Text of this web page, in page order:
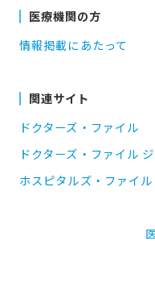
医療機関の方
情報掲載にあたって
関連サイト
ドクターズ・ファイル
ドクターズ・ファイル
ホスピタルズ・ファイル